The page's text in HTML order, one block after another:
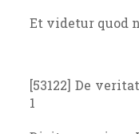
Et videtur quod
[53122] De
1